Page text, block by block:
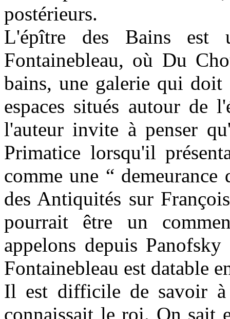
postérieurs.
L'épître des Bains est
Fontainebleau, où Du
bains, une galerie qui
espaces situés autour de
l'auteur invite à penser
Primatice lorsqu'il
comme une “
des Antiquités sur
pourrait être un
appelons depuis
Fontainebleau est datable
Il est difficile de savoir
connaissait le roi. On sait